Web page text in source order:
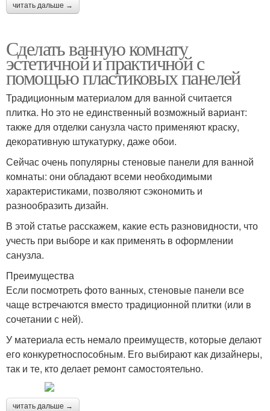
читать дальше →
Сделать ванную комнату
эстетичной и практичной с
помощью пластиковых панелей
Традиционным материалом для ванной считается
плитка. Но это не единственный возможный вариант:
также для отделки санузла часто применяют краску,
декоративную штукатурку, даже обои.
Сейчас очень популярны стеновые панели для ванной
комнаты: они обладают всеми необходимыми
характеристиками, позволяют сэкономить и
разнообразить дизайн.
В этой статье расскажем, какие есть разновидности, что
учесть при выборе и как применять в оформлении
санузла.
Преимущества
Если посмотреть фото ванных, стеновые панели все
чаще встречаются вместо традиционной плитки (или в
сочетании с ней).
У материала есть немало преимуществ, которые делают
его конкуретноспособным. Его выбирают как дизайнеры,
так и те, кто делает ремонт самостоятельно.
читать дальше →